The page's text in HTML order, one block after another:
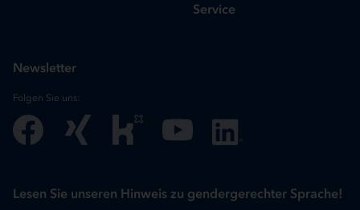
Service
Newsletter
Folgen Sie uns:
Lesen Sie unseren Hinweis zu gendergerechter Sprache!